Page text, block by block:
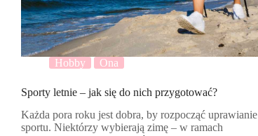
Hobby Ona
Sporty letnie – jak się do nich przygotować?
Każda pora roku jest dobra, by rozpocząć uprawianie
sportu. Niektórzy wybierają zimę – w ramach